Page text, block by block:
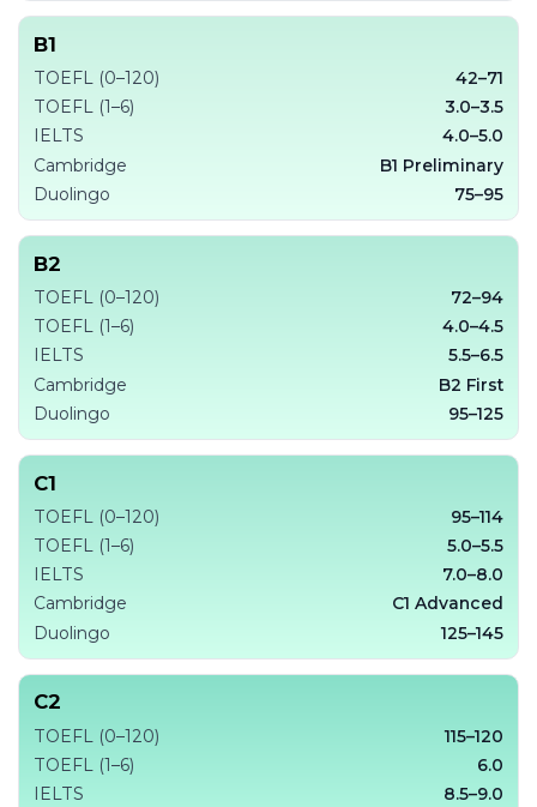
B1
TOEFL (0–120)
42–71
TOEFL (1–6)
3.0–3.5
IELTS
4.0–5.0
Cambridge
B1 Preliminary
Duolingo
75–95
B2
TOEFL (0–120)
72–94
TOEFL (1–6)
4.0–4.5
IELTS
5.5–6.5
Cambridge
B2 First
Duolingo
95–125
C1
TOEFL (0–120)
95–114
TOEFL (1–6)
5.0–5.5
IELTS
7.0–8.0
Cambridge
C1 Advanced
Duolingo
125–145
C2
TOEFL (0–120)
115–120
TOEFL (1–6)
6.0
IELTS
8.5–9.0